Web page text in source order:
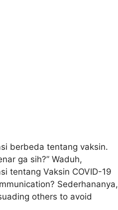
berbeda tentang vaksin.
ga sih?” Waduh,
tentang Vaksin COVID-19
Sederhananya,
others to avoid